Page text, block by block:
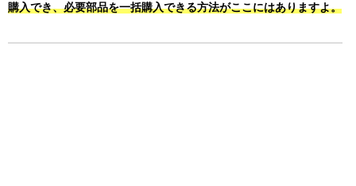
購入でき、必要部品を一括購入できる方法がここにはありますよ。